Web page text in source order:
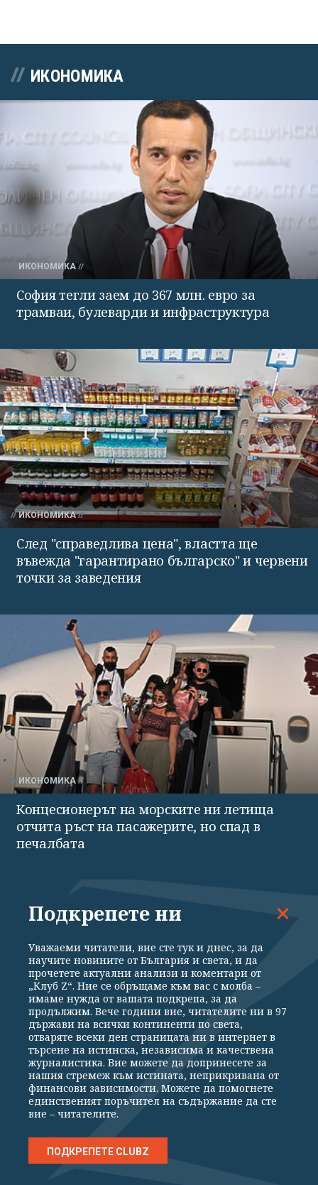
ИКОНОМИКА
ИКОНОМИКА
София тегли заем до 367 млн. евро за
трамваи, булеварди и инфраструктура
ИКОНОМИКА
След "справедлива цена", властта ще
въвежда "гарантирано българско" и червени
точки за заведения
ИКОНОМИКА
Концесионерът на морските ни летища
отчита ръст на пасажерите, но спад в
печалбата
ИКОНОМИКА
Цените на петрола спадат след сигнали за
напредък в преговорите между Иран и Оман
Подкрепете ни
Уважаеми читатели, вие сте тук и днес, за да
научите новините от България и света, и да
прочетете актуални анализи и коментари от
„Клуб Z“. Ние се обръщаме към вас с молба –
имаме нужда от вашата подкрепа, за да
продължим. Вече години вие, читателите ни в 97
държави на всички континенти по света,
отваряте всеки ден страницата ни в интернет в
търсене на истинска, независима и качествена
журналистика. Вие можете да допринесете за
нашия стремеж към истината, неприкривана от
финансови зависимости. Можете да помогнете
единственият поръчител на съдържание да сте
вие – читателите.
ПОДКРЕПЕТЕ CLUBZ